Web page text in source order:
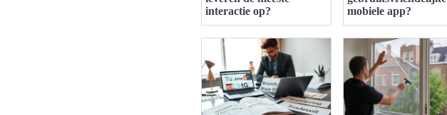
interactie op?
mobiele app?